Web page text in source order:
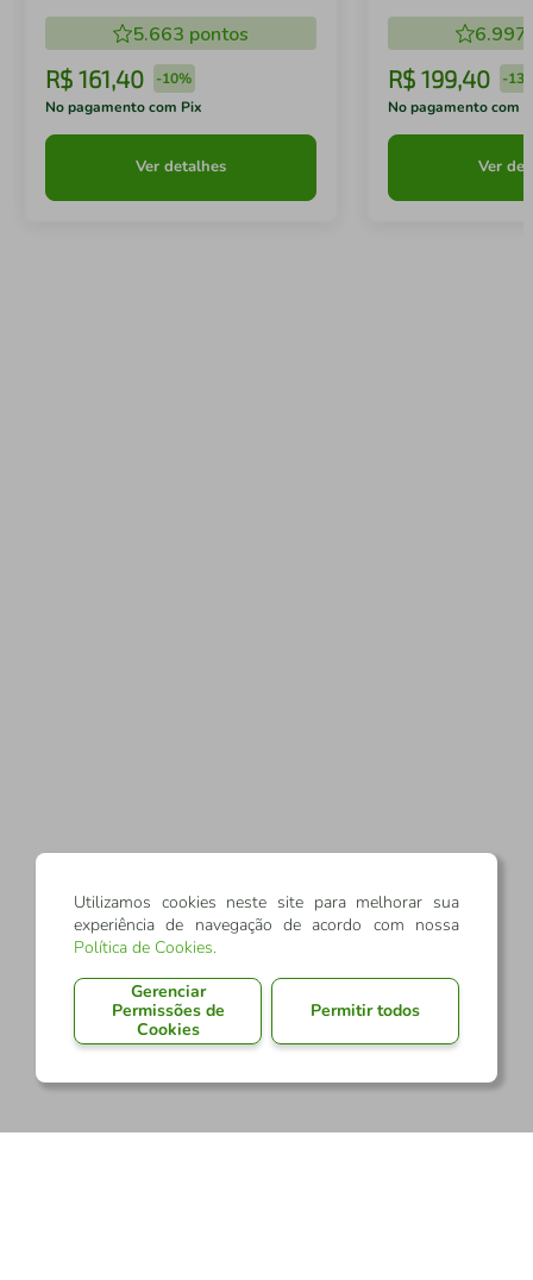
5.663 pontos
R$ 161,40 -10%
No pagamento com Pix
Ver detalhes
6.997
R$ 199,40 -
No pagamento com
Ver
Utilizamos cookies neste site para melhorar sua
experiência de navegação de acordo com nossa
Política de Cookies.
Gerenciar
Permissões de
Cookies
Permitir todos